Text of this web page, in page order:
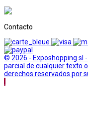
Contacto
© 2026 - Exposhopping sl
parcial de cualquier texto
derechos reservados por